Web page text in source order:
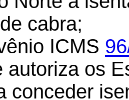
cabra;
ICMS
autoriza os
conceder